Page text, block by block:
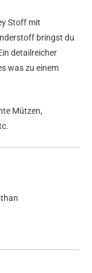
Stoff mit
bringst du
detailreicher
was zu einem
Mützen,